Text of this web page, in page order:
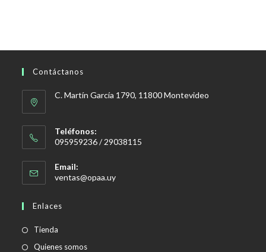
Contáctanos
C. Martín García 1790, 11800 Montevideo
Teléfonos:
095959236 / 29038115
Email:
ventas@opaa.uySe
Enlaces
Tienda
Quienes somos